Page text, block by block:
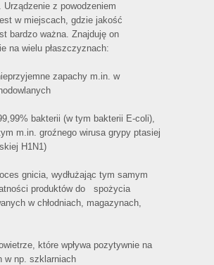
Urządzenie z powodzeniem
w miejscach, gdzie jakość
bardzo ważna. Znajduję on
na wielu płaszczyznach:
zapachy m.in. w
bakterii (w tym bakterii E-coli),
m.in. groźnego wirusa grypy ptasiej
H1N1)
gnicia, wydłużając tym samym
produktów do spożycia
w chłodniach, magazynach,
które wpływa pozytywnie na
w np. szklarniach